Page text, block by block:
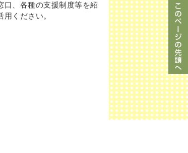
口、各種の支援制度等を紹
ください。